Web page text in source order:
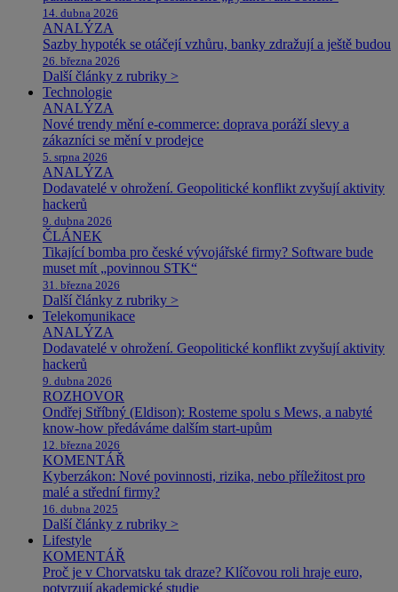
14. dubna 2026
ANALÝZA
Sazby hypoték se otáčejí vzhůru, banky zdražují a ještě budou
26. března 2026
Další články z rubriky >
Technologie
ANALÝZA
Nové trendy mění e-commerce: doprava poráží slevy a
zákazníci se mění v prodejce
5. srpna 2026
ANALÝZA
Dodavatelé v ohrožení. Geopolitické konflikt zvyšují aktivity
hackerů
9. dubna 2026
ČLÁNEK
Tikající bomba pro české vývojářské firmy? Software bude
muset mít „povinnou STK“
31. března 2026
Další články z rubriky >
Telekomunikace
ANALÝZA
Dodavatelé v ohrožení. Geopolitické konflikt zvyšují aktivity
hackerů
9. dubna 2026
ROZHOVOR
Ondřej Stříbný (Eldison): Rosteme spolu s Mews, a nabyté
know-how předáváme dalším start-upům
12. března 2026
KOMENTÁŘ
Kyberzákon: Nové povinnosti, rizika, nebo příležitost pro
malé a střední firmy?
16. dubna 2025
Další články z rubriky >
Lifestyle
KOMENTÁŘ
Proč je v Chorvatsku tak draze? Klíčovou roli hraje euro,
potvrzují akademické studie